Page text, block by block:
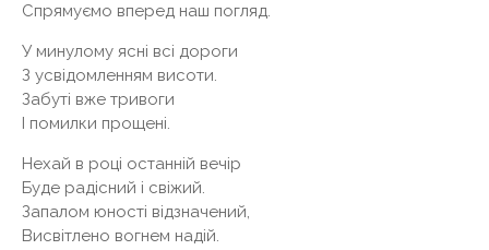
Спрямуємо вперед наш погляд.
У минулому ясні всі дороги
З усвідомленням висоти.
Забуті вже тривоги
І помилки прощені.
Нехай в році останній вечір
Буде радісний і свіжий.
Запалом юності відзначений,
Висвітлено вогнем надій.